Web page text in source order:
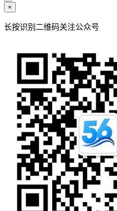
×
长按识别二维码关注公众号